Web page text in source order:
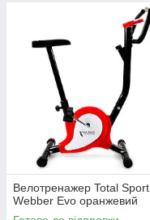
Велотренажер Total Sport
Webber Evo оранжевий